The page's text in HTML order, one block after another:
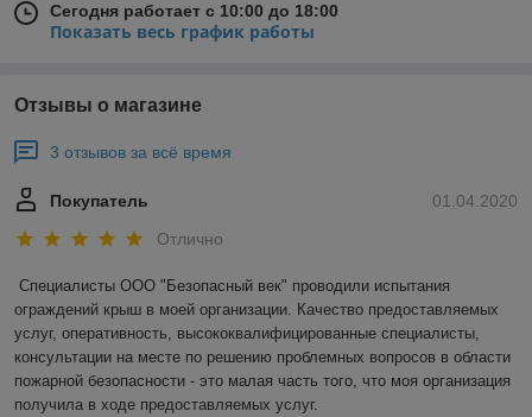
Сегодня работает с 10:00 до 18:00
Показать весь график работы
Отзывы о магазине
3 отзывов за всё время
01.04.2020
Покупатель
Отлично
Специалисты ООО "Безопасный век" проводили испытания
ограждений крыш в моей организации. Качество предоставляемых
услуг, оперативность, высококвалифицированные специалисты,
консультации на месте по решению проблемных вопросов в области
пожарной безопасности - это малая часть того, что моя организация
получила в ходе предоставляемых услуг.